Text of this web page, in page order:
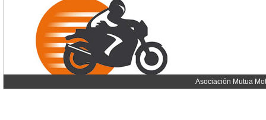
Asociación Mutua